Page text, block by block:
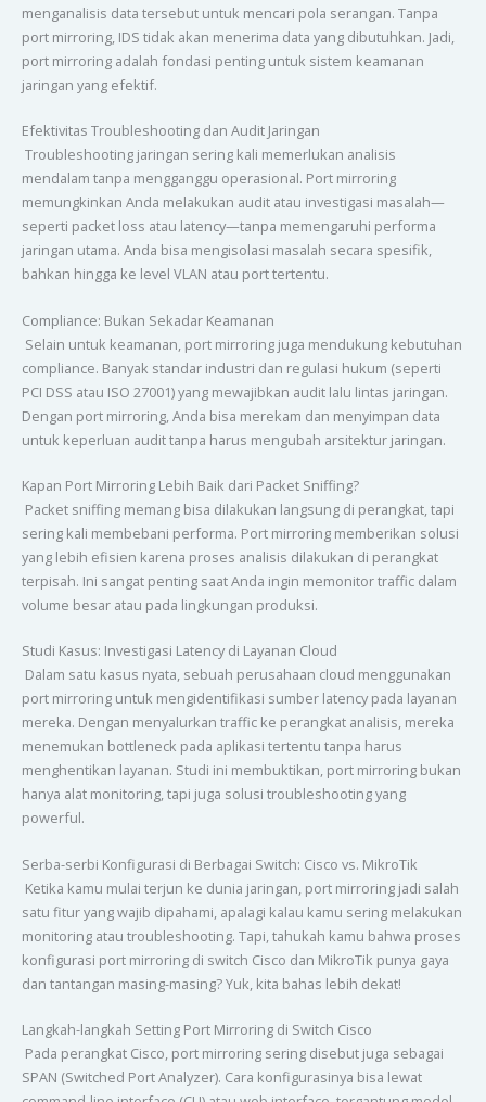
menganalisis data tersebut untuk mencari pola serangan. Tanpa
port mirroring, IDS tidak akan menerima data yang dibutuhkan. Jadi,
port mirroring adalah fondasi penting untuk sistem keamanan
jaringan yang efektif.
Efektivitas Troubleshooting dan Audit Jaringan
Troubleshooting jaringan sering kali memerlukan analisis
mendalam tanpa mengganggu operasional. Port mirroring
memungkinkan Anda melakukan audit atau investigasi masalah—
seperti packet loss atau latency—tanpa memengaruhi performa
jaringan utama. Anda bisa mengisolasi masalah secara spesifik,
bahkan hingga ke level VLAN atau port tertentu.
Compliance: Bukan Sekadar Keamanan
Selain untuk keamanan, port mirroring juga mendukung kebutuhan
compliance. Banyak standar industri dan regulasi hukum (seperti
PCI DSS atau ISO 27001) yang mewajibkan audit lalu lintas jaringan.
Dengan port mirroring, Anda bisa merekam dan menyimpan data
untuk keperluan audit tanpa harus mengubah arsitektur jaringan.
Kapan Port Mirroring Lebih Baik dari Packet Sniffing?
Packet sniffing memang bisa dilakukan langsung di perangkat, tapi
sering kali membebani performa. Port mirroring memberikan solusi
yang lebih efisien karena proses analisis dilakukan di perangkat
terpisah. Ini sangat penting saat Anda ingin memonitor traffic dalam
volume besar atau pada lingkungan produksi.
Studi Kasus: Investigasi Latency di Layanan Cloud
Dalam satu kasus nyata, sebuah perusahaan cloud menggunakan
port mirroring untuk mengidentifikasi sumber latency pada layanan
mereka. Dengan menyalurkan traffic ke perangkat analisis, mereka
menemukan bottleneck pada aplikasi tertentu tanpa harus
menghentikan layanan. Studi ini membuktikan, port mirroring bukan
hanya alat monitoring, tapi juga solusi troubleshooting yang
powerful.
Serba-serbi Konfigurasi di Berbagai Switch: Cisco vs. MikroTik
Ketika kamu mulai terjun ke dunia jaringan, port mirroring jadi salah
satu fitur yang wajib dipahami, apalagi kalau kamu sering melakukan
monitoring atau troubleshooting. Tapi, tahukah kamu bahwa proses
konfigurasi port mirroring di switch Cisco dan MikroTik punya gaya
dan tantangan masing-masing? Yuk, kita bahas lebih dekat!
Langkah-langkah Setting Port Mirroring di Switch Cisco
Pada perangkat Cisco, port mirroring sering disebut juga sebagai
SPAN (Switched Port Analyzer). Cara konfigurasinya bisa lewat